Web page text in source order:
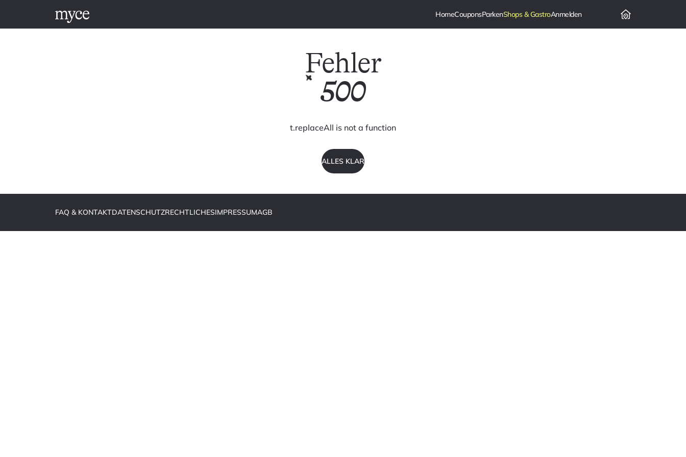
Fehler
500
t.replaceAll is not a function
ALLES KLAR
FAQ & KONTAKTDATENSCHUTZRECHTLICHESIMPRESSUMAGB